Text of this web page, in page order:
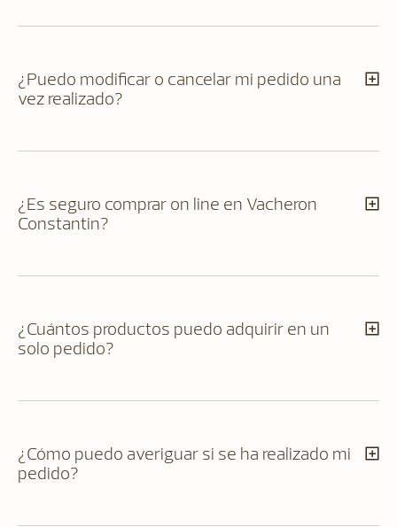
¿Puedo modificar o cancelar mi pedido una
vez realizado?
¿Es seguro comprar on line en Vacheron
Constantin?
¿Cuántos productos puedo adquirir en un
solo pedido?
¿Cómo puedo averiguar si se ha realizado mi
pedido?